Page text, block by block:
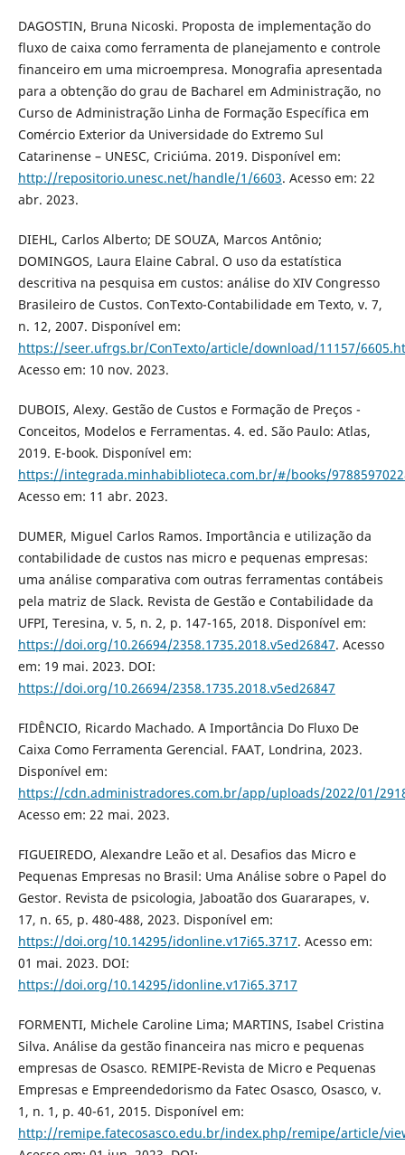
DAGOSTIN, Bruna Nicoski. Proposta de implementação do
fluxo de caixa como ferramenta de planejamento e controle
financeiro em uma microempresa. Monografia apresentada
para a obtenção do grau de Bacharel em Administração, no
Curso de Administração Linha de Formação Específica em
Comércio Exterior da Universidade do Extremo Sul
Catarinense – UNESC, Criciúma. 2019. Disponível em:
http://repositorio.unesc.net/handle/1/6603. Acesso em: 22
abr. 2023.
DIEHL, Carlos Alberto; DE SOUZA, Marcos Antônio;
DOMINGOS, Laura Elaine Cabral. O uso da estatística
descritiva na pesquisa em custos: análise do XIV Congresso
Brasileiro de Custos. ConTexto-Contabilidade em Texto, v. 7,
n. 12, 2007. Disponível em:
https://seer.ufrgs.br/ConTexto/article/download/11157/
Acesso em: 10 nov. 2023.
DUBOIS, Alexy. Gestão de Custos e Formação de Preços -
Conceitos, Modelos e Ferramentas. 4. ed. São Paulo: Atlas,
2019. E-book. Disponível em:
https://integrada.minhabiblioteca.com.br/#/books/
Acesso em: 11 abr. 2023.
DUMER, Miguel Carlos Ramos. Importância e utilização da
contabilidade de custos nas micro e pequenas empresas:
uma análise comparativa com outras ferramentas contábeis
pela matriz de Slack. Revista de Gestão e Contabilidade da
UFPI, Teresina, v. 5, n. 2, p. 147-165, 2018. Disponível em:
https://doi.org/10.26694/2358.1735.2018.v5ed26847. Acesso
em: 19 mai. 2023. DOI:
https://doi.org/10.26694/2358.1735.2018.v5ed26847
FIDÊNCIO, Ricardo Machado. A Importância Do Fluxo De
Caixa Como Ferramenta Gerencial. FAAT, Londrina, 2023.
Disponível em:
https://cdn.administradores.com.br/app/uploads/2022/01/
Acesso em: 22 mai. 2023.
FIGUEIREDO, Alexandre Leão et al. Desafios das Micro e
Pequenas Empresas no Brasil: Uma Análise sobre o Papel do
Gestor. Revista de psicologia, Jaboatão dos Guararapes, v.
17, n. 65, p. 480-488, 2023. Disponível em:
https://doi.org/10.14295/idonline.v17i65.3717. Acesso em:
01 mai. 2023. DOI:
https://doi.org/10.14295/idonline.v17i65.3717
FORMENTI, Michele Caroline Lima; MARTINS, Isabel Cristina
Silva. Análise da gestão financeira nas micro e pequenas
empresas de Osasco. REMIPE-Revista de Micro e Pequenas
Empresas e Empreendedorismo da Fatec Osasco, Osasco, v.
1, n. 1, p. 40-61, 2015. Disponível em:
http://remipe.fatecosasco.edu.br/index.php/remipe/article/